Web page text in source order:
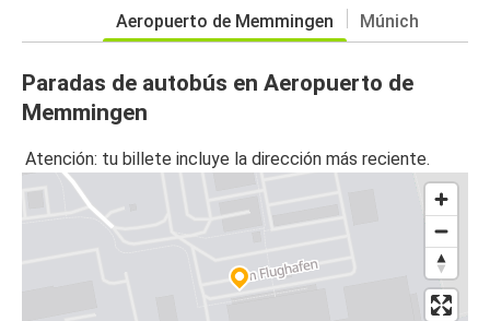
Aeropuerto de Memmingen Múnich
Paradas de autobús en Aeropuerto de
Memmingen
Atención: tu billete incluye la dirección más reciente.